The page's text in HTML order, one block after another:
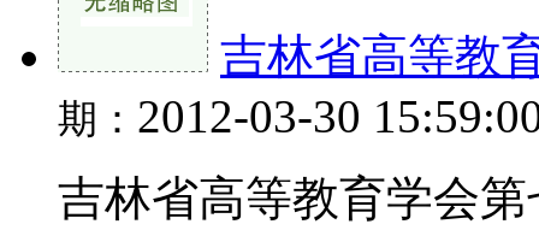
吉林省高等教
期： 2012-03-30
吉林省高等教育学会